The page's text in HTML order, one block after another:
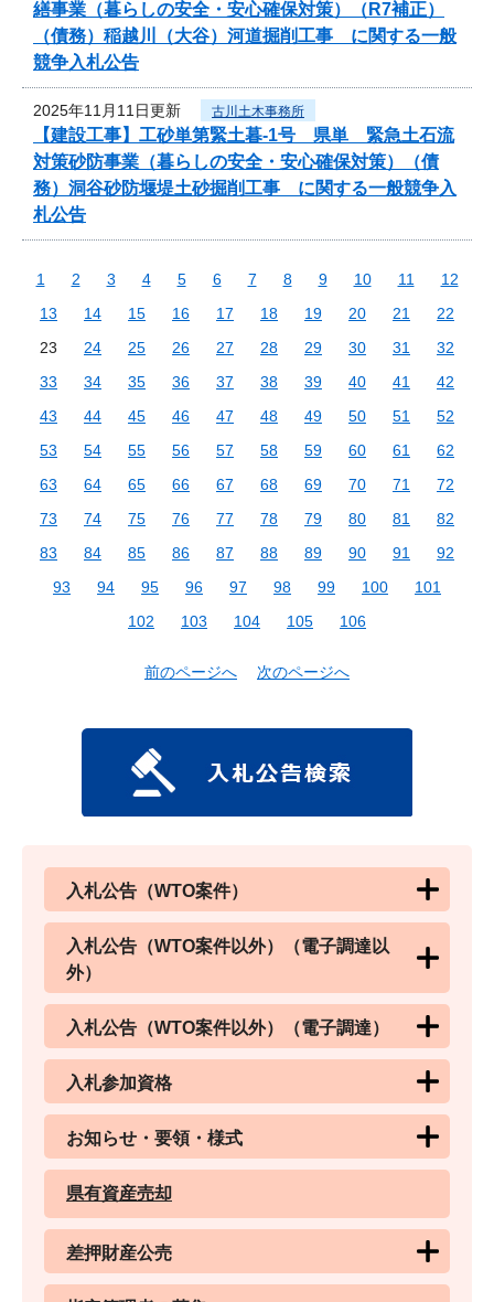
繕事業（暮らしの安全・安心確保対策）（R7補正）
（債務）稲越川（大谷）河道掘削工事 に関する一般
競争入札公告
2025年11月11日更新 古川土木事務所
【建設工事】工砂単第緊土暮-1号 県単 緊急土石流
対策砂防事業（暮らしの安全・安心確保対策）（債
務）洞谷砂防堰堤土砂掘削工事 に関する一般競争入
札公告
1 2 3 4 5 6 7 8 9 10 11
12
13
14 15 16 17 18 19 20 21
22
23
24 25 26 27 28 29 30 31
32
33
34 35 36 37 38 39 40 41
42
43
44 45 46 47 48 49 50 51
52
53
54 55 56 57 58 59 60 61
62
63
64 65 66 67 68 69 70 71
72
73
74 75 76 77 78 79 80 81
82
83
84 85 86 87 88 89 90 91
92
93
94 95 96 97 98 99 100
101
102
103 104 105 106
前のページへ 次のページへ
入札公告（WTO案件）
入札公告（WTO案件以外）（電子調達以
外）
入札公告（WTO案件以外）（電子調達）
入札参加資格
お知らせ・要領・様式
県有資産売却
差押財産公売